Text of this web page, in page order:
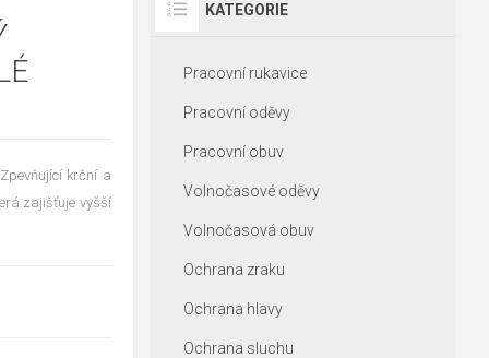
krční a
zajišťuje vyšší
KATEGORIE
Pracovní rukavice
Pracovní oděvy
Pracovní obuv
Volnočasové oděvy
Volnočasová obuv
Ochrana zraku
Ochrana hlavy
Ochrana sluchu